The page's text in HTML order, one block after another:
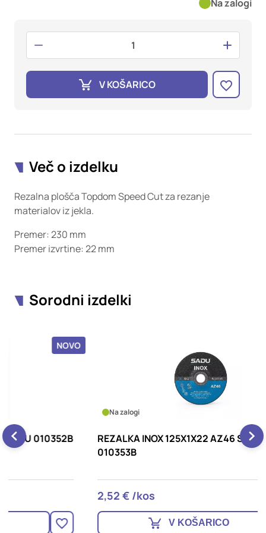
Na zalogi
V KOŠARICO
Več o izdelku
Rezalna plošča Topdom Speed Cut za rezanje
materialov iz jekla.
Premer: 230 mm
Premer izvrtine: 22 mm
Sorodni izdelki
REZALKA INOX 125X1X22 AZ46 SADU
V KOŠARICO
edinstveno prepoznavanje vašega brskalnika in naprave. Če
zavrnete uporabo teh piškotkov, ne boste deležni našega